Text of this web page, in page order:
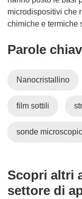
microdispositivi che
chimiche e termiche
Parole
Nanocristallino
film sottili
sonde
Scopri altri
settore di